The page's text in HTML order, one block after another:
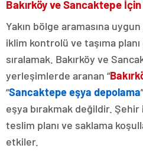
Bakırköy ve Sancaktepe
Yakın bölge aramasına
iklim kontrolü ve taşıma
sıralamak. Bakırköy ve
yerleşimlerde aranan “
“Sancaktepe eşya depolama
eşya bırakmak değildir.
teslim planı ve saklama
etkiler.